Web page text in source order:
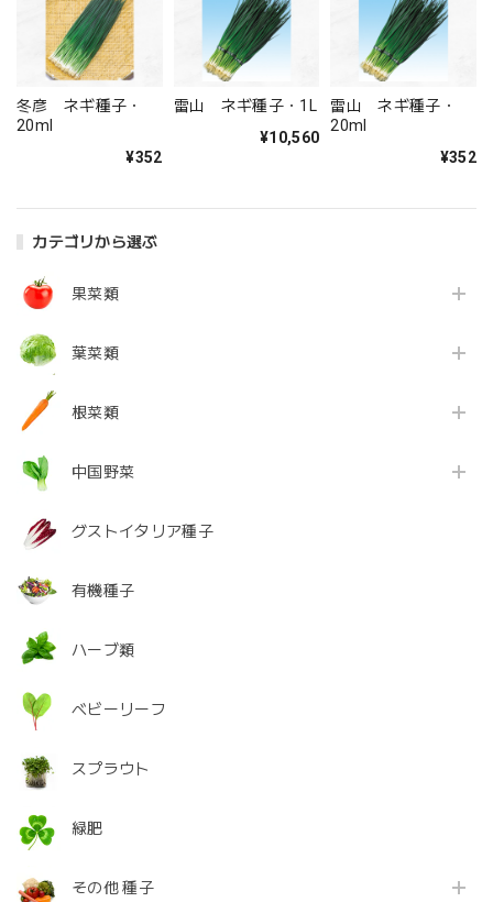
カテゴリから選ぶ
果菜類
葉菜類
根菜類
中国野菜
グストイタリア種子
有機種子
ハーブ類
ベビーリーフ
スプラウト
緑肥
その他 種子
冬彦 ネギ種子・
20ml
¥352
雷山 ネギ種子・1L
¥10,560
雷山 ネギ種子・
20ml
¥352